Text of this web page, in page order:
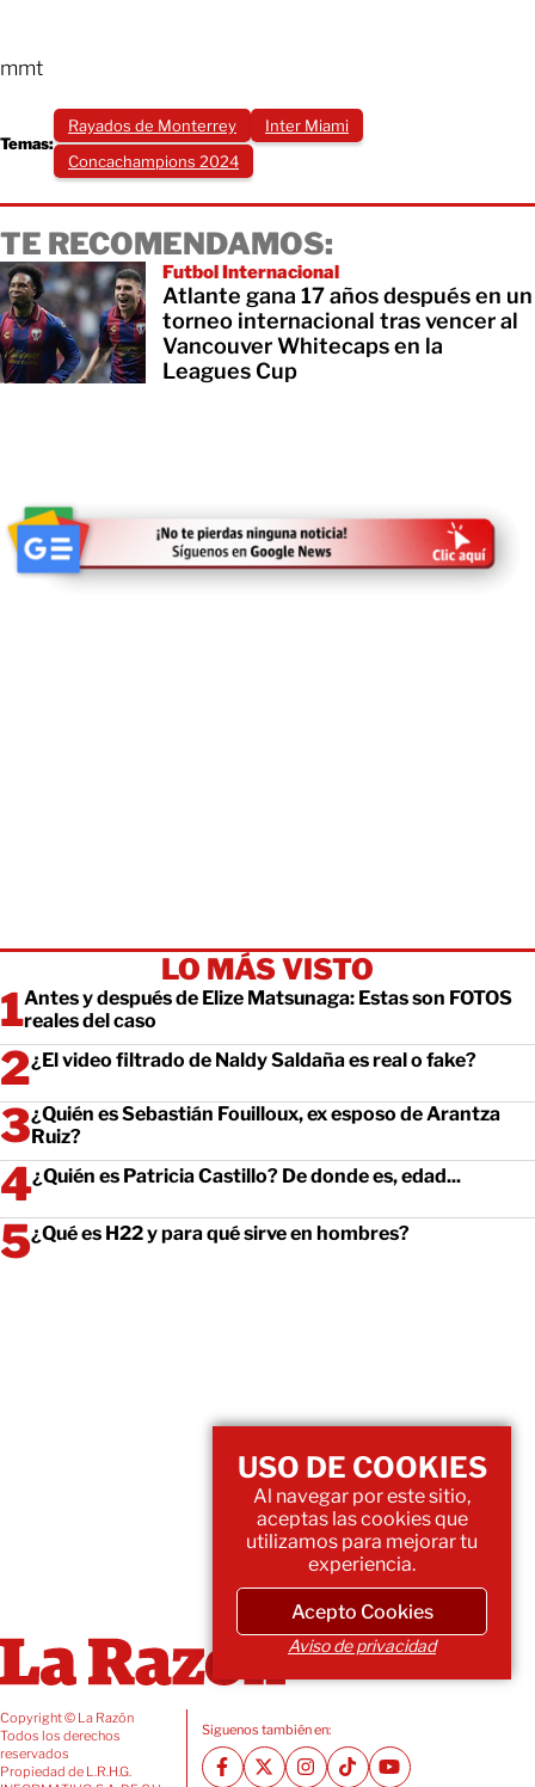
mmt
Temas:
Rayados de Monterrey
Inter Miami
Concachampions 2024
TE RECOMENDAMOS:
Futbol Internacional
Atlante gana 17 años después en un
torneo internacional tras vencer al
Vancouver Whitecaps en la
Leagues Cup
LO MÁS VISTO
Antes y después de Elize Matsunaga: Estas son FOTOS
reales del caso
¿El video filtrado de Naldy Saldaña es real o fake?
¿Quién es Sebastián Fouilloux, ex esposo de Arantza
Ruiz?
¿Quién es Patricia Castillo? De donde es, edad...
¿Qué es H22 y para qué sirve en hombres?
Copyright © La Razón
Todos los derechos
reservados
Propiedad de L.R.H.G.
Siguenos también en:
USO DE COOKIES
Al navegar por este sitio,
aceptas las cookies que
utilizamos para mejorar tu
experiencia.
Acepto Cookies
Aviso de privacidad